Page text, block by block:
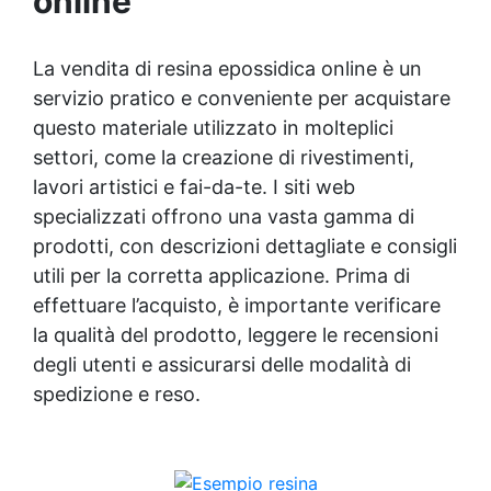
siliconica liquida da colata, capace di
dettaglio. È adatta per costruire stampi di
piccoli oggetti anche con dettagli molto
piccoli e con sottosquadri evidenti.
Prima dell’uso, è necessario aggiungere il 5%
di catalizzatore, che proponiamo con diverse
velocità a seconda delle necessità del
cliente. Gomma siliconica liquida colabile per
condensazione di media durezza (20 shore
A). Presenta elevate caratteristiche
meccaniche, adatto alla preparazione di
calchi caratterizzati dalla presenza di
notevoli sottosquadra: riproduzione di statue
in bronzo (Fonderie artistiche), riproduzione
in serie di manufatti complessi in resina
(poliestere, poliuretanica ed epossidica), in
gesso, cera naturale e sintetica, cemento
decorative, rosoni, cornici, fregi in finto
lucida che ravviva il colore, protegge
antipolvere ✅ Facile applicazione con rullo,
asciugatura in meno di 12 ore per una
protezione rapida e duratura ✅ Ideale per
garage, cortili, magazzini e piazzali,
resistente a temperature estreme e agenti
chimici
La vendita di resina epossidica online è un
servizio pratico e conveniente per acquistare
questo materiale utilizzato in molteplici
settori, come la creazione di rivestimenti,
lavori artistici e fai-da-te. I siti web
specializzati offrono una vasta gamma di
prodotti, con descrizioni dettagliate e consigli
utili per la corretta applicazione. Prima di
effettuare l’acquisto, è importante verificare
la qualità del prodotto, leggere le recensioni
degli utenti e assicurarsi delle modalità di
spedizione e reso.